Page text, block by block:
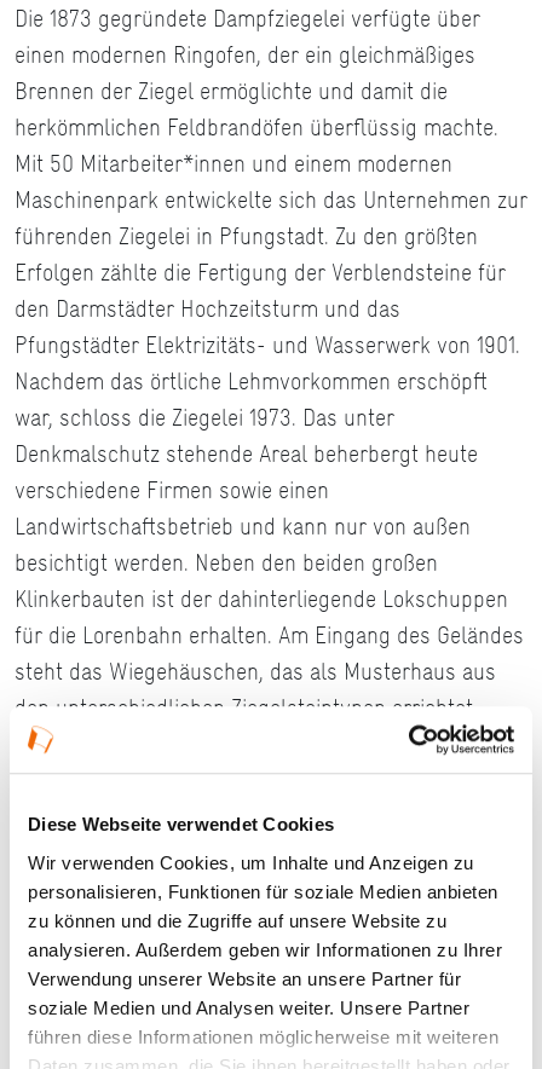
Diese Webseite verwendet Cookies
Wir verwenden Cookies, um Inhalte und Anzeigen zu
personalisieren, Funktionen für soziale Medien anbieten
zu können und die Zugriffe auf unsere Website zu
analysieren. Außerdem geben wir Informationen zu Ihrer
Verwendung unserer Website an unsere Partner für
soziale Medien und Analysen weiter. Unsere Partner
führen diese Informationen möglicherweise mit weiteren
Die 1873 gegründete Dampfziegelei verfügte über
einen modernen Ringofen, der ein gleichmäßiges
Brennen der Ziegel ermöglichte und damit die
herkömmlichen Feldbrandöfen überflüssig machte.
Mit 50 Mitarbeiter*innen und einem modernen
Maschinenpark entwickelte sich das Unternehmen zur
führenden Ziegelei in Pfungstadt. Zu den größten
Erfolgen zählte die Fertigung der Verblendsteine für
den Darmstädter Hochzeitsturm und das
Pfungstädter Elektrizitäts- und Wasserwerk von 1901.
Nachdem das örtliche Lehmvorkommen erschöpft
war, schloss die Ziegelei 1973. Das unter
Denkmalschutz stehende Areal beherbergt heute
verschiedene Firmen sowie einen
Landwirtschaftsbetrieb und kann nur von außen
besichtigt werden. Neben den beiden großen
Klinkerbauten ist der dahinterliegende Lokschuppen
für die Lorenbahn erhalten. Am Eingang des Geländes
steht das Wiegehäuschen, das als Musterhaus aus
den unterschiedlichen Ziegelsteintypen errichtet
wurde.
Ort und Anfahrt
Rheinstraße 116
64319 Pfungstadt